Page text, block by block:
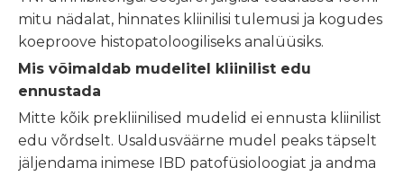
mitu nädalat, hinnates kliinilisi tulemusi ja kogudes
koeproove histopatoloogiliseks analüüsiks.
Mis võimaldab mudelitel kliinilist edu
ennustada
Mitte kõik prekliinilised mudelid ei ennusta kliinilist
edu võrdselt. Usaldusväärne mudel peaks täpselt
jäljendama inimese IBD patofüsioloogiat ja andma